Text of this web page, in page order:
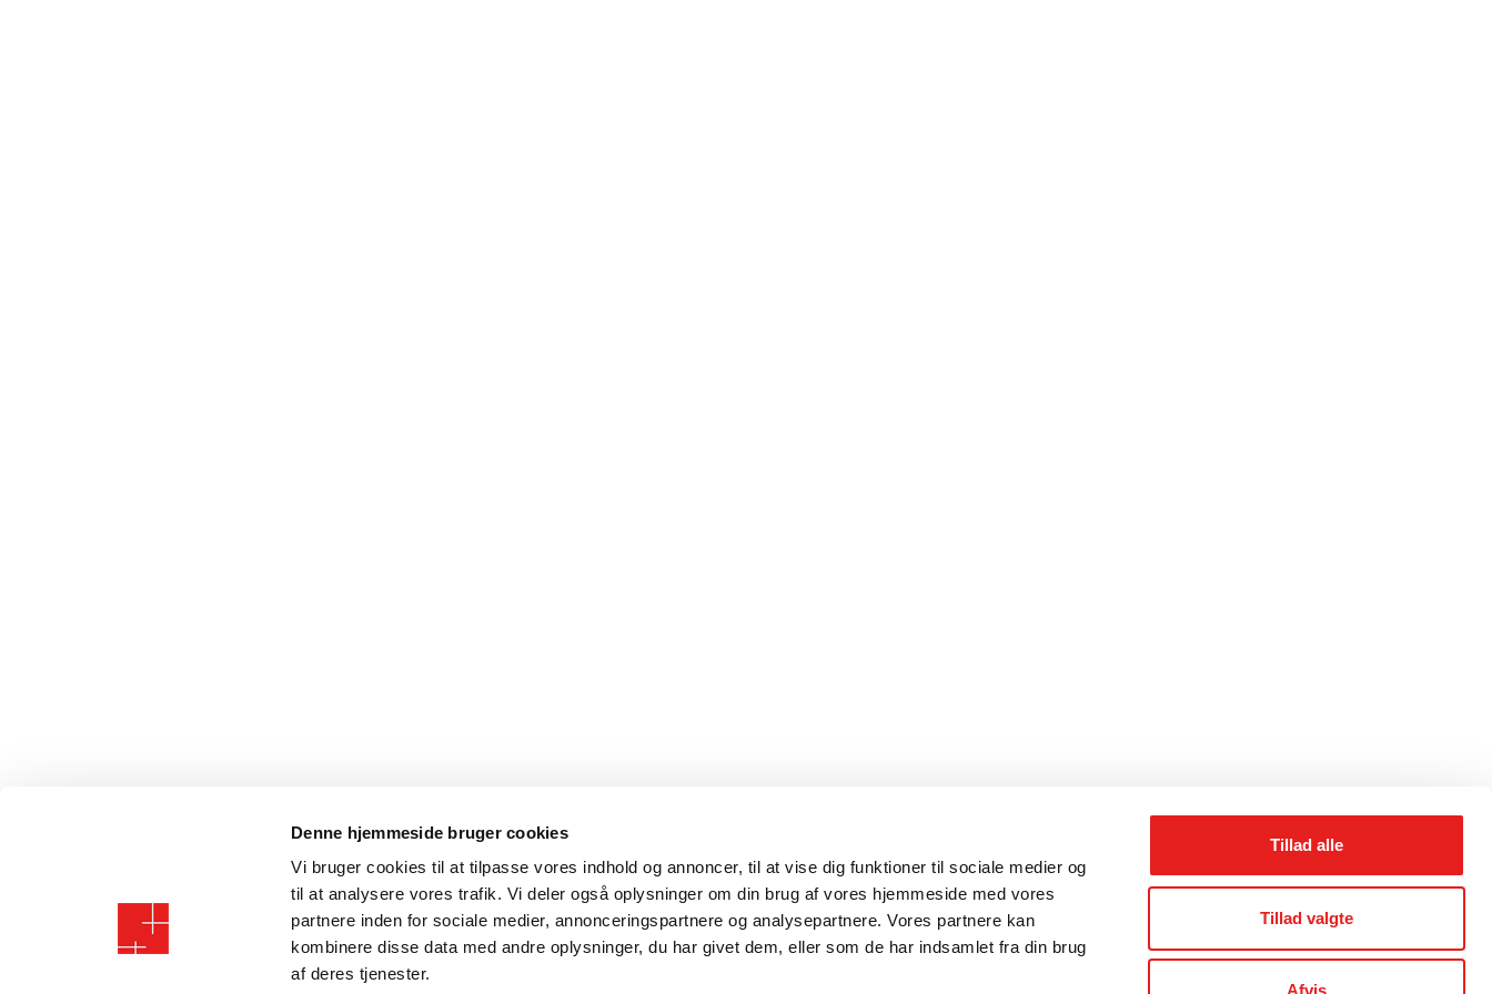
Denne hjemmeside bruger cookies
Vi bruger cookies til at tilpasse vores indhold og annoncer, til at vise dig funktioner til sociale medier og
til at analysere vores trafik. Vi deler også oplysninger om din brug af vores hjemmeside med vores
partnere inden for sociale medier, annonceringspartnere og analysepartnere. Vores partnere kan
kombinere disse data med andre oplysninger, du har givet dem, eller som de har indsamlet fra din brug
af deres tjenester.
Tillad alle
Tillad valgte
Afvis